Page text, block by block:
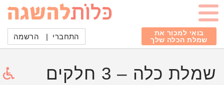
בואי למכור את
שמלת הכלה שלך
התחברי | הרשמה
שמלת כלה – 3 חלקים